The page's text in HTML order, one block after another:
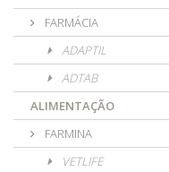
FARMÁCIA
ADAPTIL
ADTAB
ALIMENTAÇÃO
FARMINA
VETLIFE